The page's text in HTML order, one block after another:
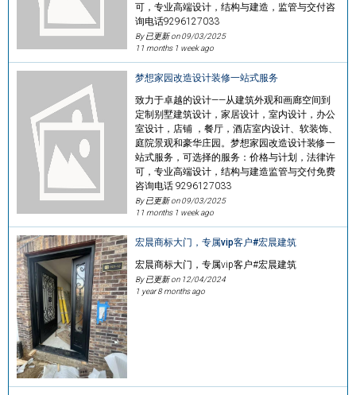
可，专业高端设计，结构与建造，监管与交付咨
询电话9296127033
By 已更新 on09/03/2025
11 months 1 week ago
梦想家园改造设计装修一站式服务
致力于卓越的设计——从建筑外观和画廊空间到
定制别墅建筑设计，家居设计，室内设计，办公
室设计，店铺 ，餐厅，酒店室内设计、软装饰、
庭院景观和豪华庄园。梦想家园改造设计装修一
站式服务，可选择的服务：价格与计划，法律许
可，专业高端设计，结构与建造监管与交付免费
咨询电话 9296127033
By 已更新 on09/03/2025
11 months 1 week ago
宏晨商标大门，专属vip客户#宏晨建筑
宏晨商标大门，专属vip客户#宏晨建筑
By 已更新 on 12/04/2024
1 year 8 months ago